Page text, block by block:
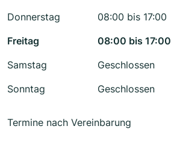
Donnerstag
08:00 bis 17:00
Freitag
08:00 bis 17:00
Samstag
Geschlossen
Sonntag
Geschlossen
Termine nach Vereinbarung